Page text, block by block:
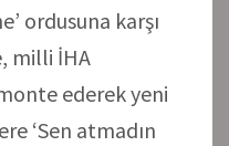
ordusuna karşı
milli İHA
ederek yeni
‘Sen atmadın